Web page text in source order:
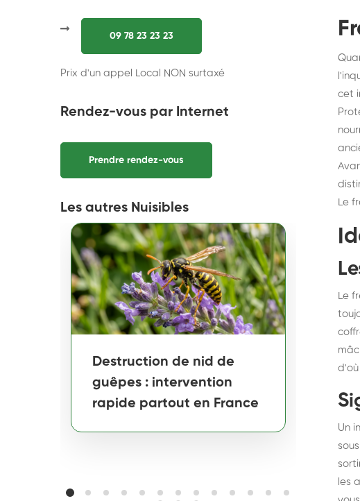
09 78 23 23 23
Prix d'un appel Local NON surtaxé
Rendez-vous par Internet
Prendre rendez-vous
Les autres Nuisibles
Destruction de nid de
guêpes : intervention
rapide partout en France
cet
Le
Le
Un
les